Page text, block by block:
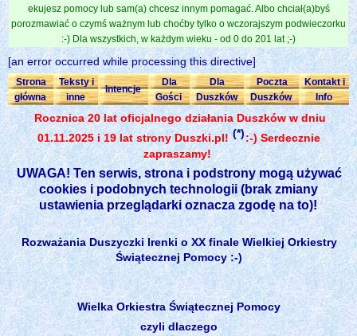
ekujesz pomocy lub sam(a) chcesz innym pomagać. Albo chciał(a)byś
porozmawiać o czymś ważnym lub choćby tylko o wczorajszym podwieczorku
:-) Dla wszystkich, w każdym wieku - od 0 do 201 lat ;-)
[an error occurred while processing this directive]
Strona
główna
Teksty i
inne
Intencje
Dla
Gości
Dla
Duszków
Poczta
Duszków
Kontakt i
Info
Rocznica 20 lat oficjalnego działania Duszków w dniu
01.11.2025 i 19 lat strony Duszki.pl! (*):-) Serdecznie
zapraszamy!
UWAGA! Ten serwis, strona i podstrony mogą używać
cookies i podobnych technologii (brak zmiany
ustawienia przeglądarki oznacza zgodę na to)!
Rozważania Duszyczki Irenki o XX finale Wielkiej Orkiestry
Świątecznej Pomocy :-)
Wielka Orkiestra Świątecznej Pomocy
czyli dlaczego